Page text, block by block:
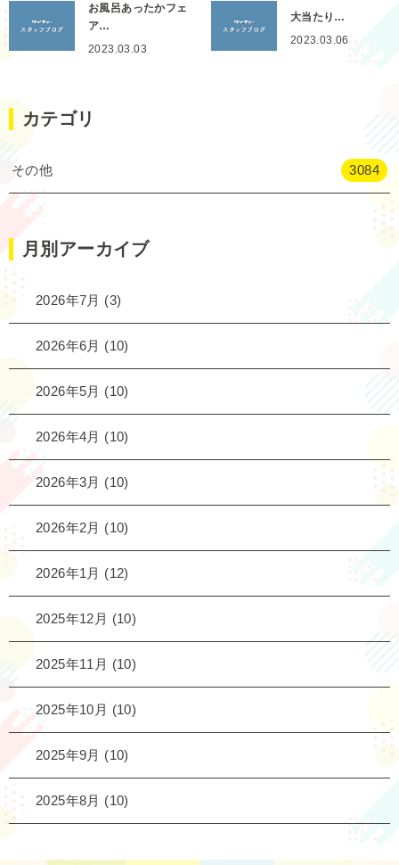
お風呂あったかフェ
ア…
2023.03.03
大当たり…
2023.03.06
カテゴリ
その他 3084
月別アーカイブ
2026年7月 (3)
2026年6月 (10)
2026年5月 (10)
2026年4月 (10)
2026年3月 (10)
2026年2月 (10)
2026年1月 (12)
2025年12月 (10)
2025年11月 (10)
2025年10月 (10)
2025年9月 (10)
2025年8月 (10)